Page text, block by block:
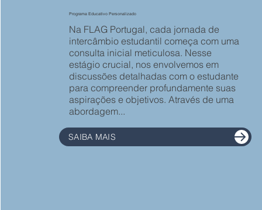
Programa Educativo Personalizado
Na FLAG Portugal, cada jornada de
intercâmbio estudantil começa com uma
consulta inicial meticulosa. Nesse
estágio crucial, nos envolvemos em
discussões detalhadas com o estudante
para compreender profundamente suas
aspirações e objetivos. Através de uma
abordagem...
SAIBA MAIS